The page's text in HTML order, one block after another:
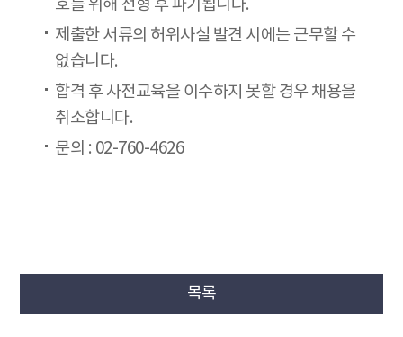
호를 위해 전형 후 파기됩니다.
제출한 서류의 허위사실 발견 시에는 근무할 수
없습니다.
합격 후 사전교육을 이수하지 못할 경우 채용을
취소합니다.
문의 : 02-760-4626
목록